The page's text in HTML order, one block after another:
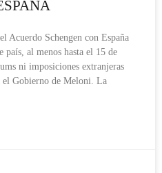
Acuerdo Schengen con España
país, al menos hasta el 15 de
ni imposiciones extranjeras
el Gobierno de Meloni. La